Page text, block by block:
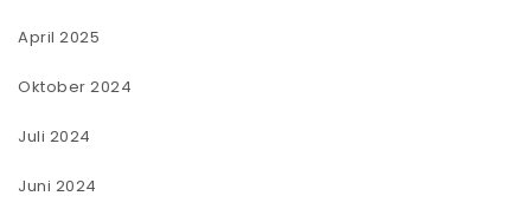
April 2025
Oktober 2024
Juli 2024
Juni 2024